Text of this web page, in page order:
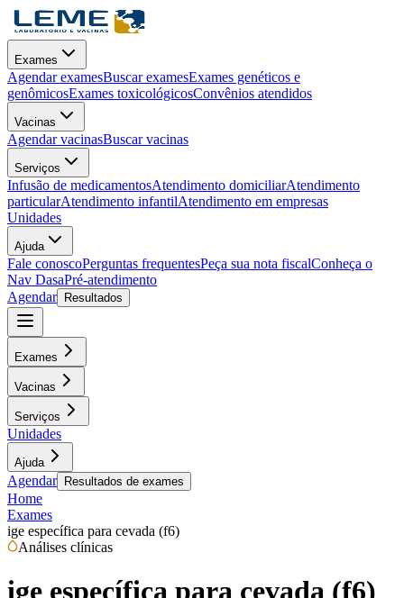
Exames
Agendar examesBuscar examesExames genéticos e
genômicosExames toxicológicosConvênios atendidos
Vacinas
Agendar vacinasBuscar vacinas
Serviços
Infusão de medicamentosAtendimento domiciliarAtendimento
particularAtendimento infantilAtendimento em empresas
Unidades
Ajuda
Fale conoscoPerguntas frequentesPeça sua nota fiscalConheça o
Nav DasaPré-atendimento
Agendar
Resultados
Exames
Vacinas
Serviços
Unidades
Ajuda
Agendar Resultados de exames
Home
Exames
ige específica para cevada (f6)
Análises clínicas
ige específica para cevada (f6)